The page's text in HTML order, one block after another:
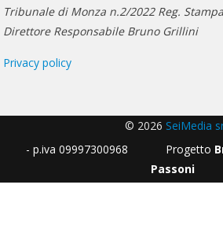
Tribunale di Monza n.2/2022 Reg.
Direttore Responsabile Bruno Grillini
Privacy policy
© 2026 SeiMedia
- p.iva 09997300968 Progetto
Passoni